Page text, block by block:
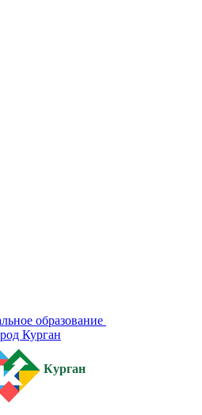
образование
Курган
Курган